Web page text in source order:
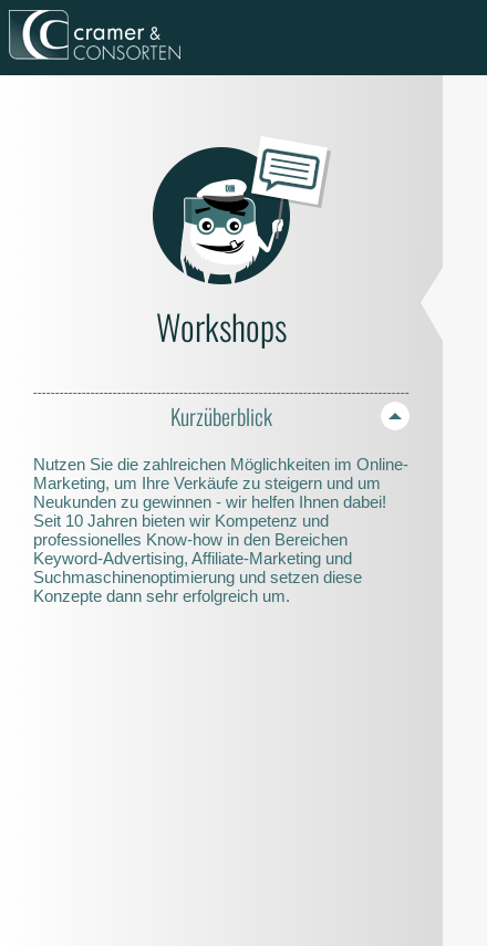
Workshops
Kurzüberblick
Nutzen Sie die zahlreichen Möglichkeiten im Online-
Marketing, um Ihre Verkäufe zu steigern und um
Neukunden zu gewinnen - wir helfen Ihnen dabei!
Seit 10 Jahren bieten wir Kompetenz und
professionelles Know-how in den Bereichen
Keyword-Advertising, Affiliate-Marketing und
Suchmaschinenoptimierung und setzen diese
Konzepte dann sehr erfolgreich um.